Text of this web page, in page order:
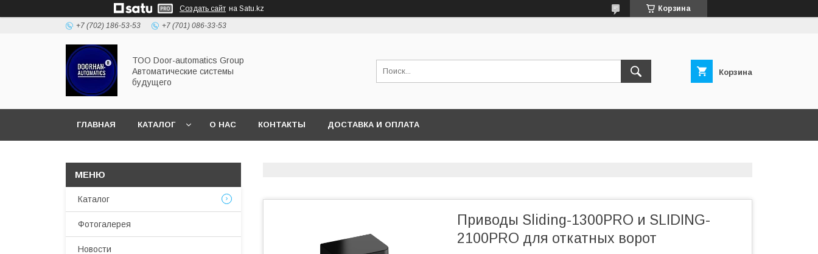
Создать сайт на Satu.kz Корзина
+7 (702) 186-53-53 +7 (701) 086-33-53
ТОО Door-automatics Group
Автоматические системы
будущего
Корзина
ГЛАВНАЯ КАТАЛОГ О НАС КОНТАКТЫ ДОСТАВКА И ОПЛАТА
Приводы Sliding-1300PRO и SLIDING-
2100PRO для откатных ворот
Каталог
Фотогалерея
Новости